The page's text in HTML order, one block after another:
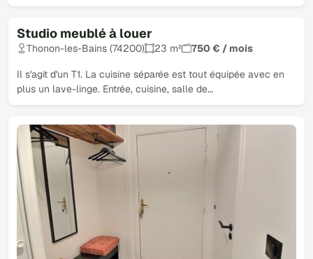
Studio meublé à louer
Thonon-les-Bains (74200) 23 m² 750 € / mois
Il s'agit d'un T1. La cuisine séparée est tout équipée avec en
plus un lave-linge. Entrée, cuisine, salle de…